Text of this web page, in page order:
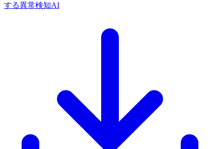
する異常検知AI